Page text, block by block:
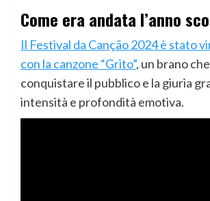
Come era andata l’anno
Il Festival da Canção 2024 è stato
con la canzone “Grito”, un brano
conquistare il pubblico e la giuria
intensità e profondità emotiva.